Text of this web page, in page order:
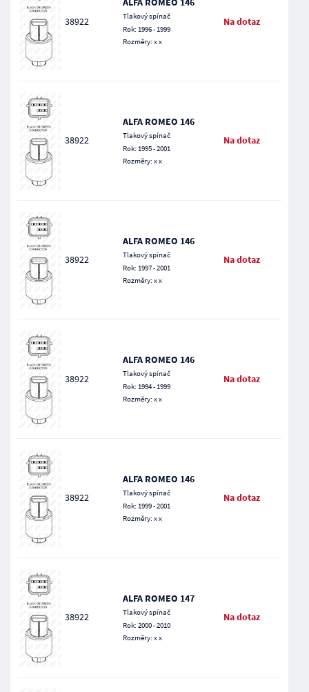
38922
Tlakový spínač
Rok: 1996 - 1999
Rozměry: x x
Na dotaz
38922
ALFA ROMEO 146
Tlakový spínač
Rok: 1995 - 2001
Rozměry: x x
Na dotaz
38922
ALFA ROMEO 146
Tlakový spínač
Rok: 1997 - 2001
Rozměry: x x
Na dotaz
38922
ALFA ROMEO 146
Tlakový spínač
Rok: 1994 - 1999
Rozměry: x x
Na dotaz
38922
ALFA ROMEO 146
Tlakový spínač
Rok: 1999 - 2001
Rozměry: x x
Na dotaz
38922
ALFA ROMEO 147
Tlakový spínač
Rok: 2000 - 2010
Rozměry: x x
Na dotaz